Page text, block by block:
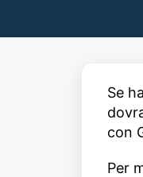
Se
con
Per